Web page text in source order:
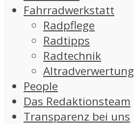
Fahrradwerkstatt
Radpflege
Radtipps
Radtechnik
Altradverwertung
People
Das Redaktionsteam
Transparenz bei uns